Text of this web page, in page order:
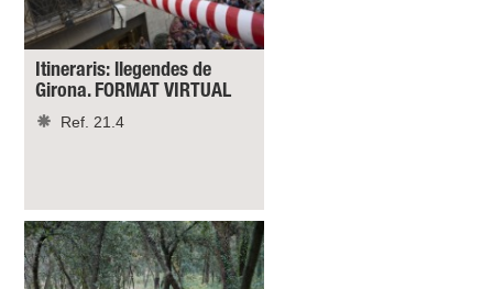
Itineraris: llegendes de
Girona. FORMAT VIRTUAL
Ref. 21.4